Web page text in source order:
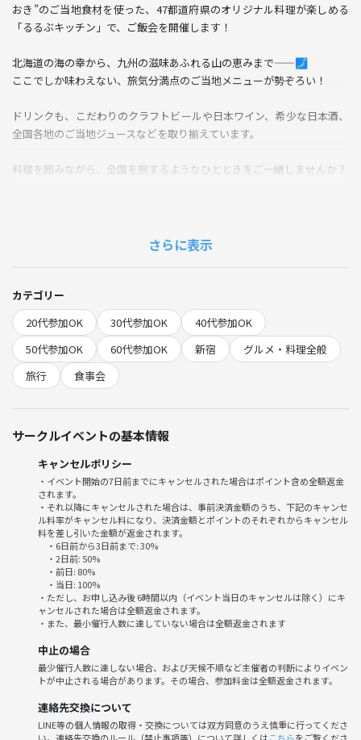
おき”のご当地食材を使った、47都道府県のオリジナル料理が楽しめる
「るるぶキッチン」で、ご飯会を開催します！
北海道の海の幸から、九州の滋味あふれる山の恵みまで——🗾
ここでしか味わえない、旅気分満点のご当地メニューが勢ぞろい！
ドリンクも、こだわりのクラフトビールや日本ワイン、希少な日本酒、
全国各地のご当地ジュースなどを取り揃えています。
料理を囲みながら、全国を旅するようなひとときをご一緒しませんか？
前後を想定)
【禁止事項】
勧誘、ナンパ
さらに表示
カテゴリー
20代参加OK
30代参加OK
40代参加OK
50代参加OK
60代参加OK 新宿
グルメ・料理全般
旅行
食事会
サークルイベントの基本情報
キャンセルポリシー
・イベント開始の7日前までにキャンセルされた場合はポイント含め全額返金
されます。
・それ以降にキャンセルされた場合は、事前決済金額のうち、下記のキャンセ
ル料率がキャンセル料になり、決済金額とポイントのそれぞれからキャンセル
料を差し引いた金額が返金されます。
・6日前から3日前まで: 30%
・2日前: 50%
・前日: 80%
・当日: 100%
・ただし、お申し込み後 6時間以内（イベント当日のキャンセルは除く）にキ
ャンセルされた場合は全額返金されます。
・また、最小催行人数に達していない場合は全額返金されます
中止の場合
最少催行人数に達しない場合、および天候不順など主催者の判断によりイベン
トが中止される場合があります。その場合、参加料金は全額返金されます。
連絡先交換について
LINE等の個人情報の取得・交換については双方同意のうえ慎重に行ってくださ